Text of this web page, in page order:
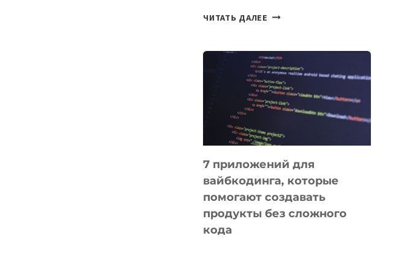
ЧИТАТЬ ДАЛЕЕ ТАСК-
ПОЛЕЗНЫХ
ИНСТРУМЕНТОВ
ДЛЯ
РАБОТЫ
7 приложений для
вайбкодинга, которые
помогают создавать
продукты без сложного
кода